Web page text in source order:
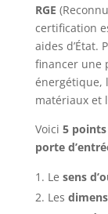
RGE
certification
aides d’État.
financer une
énergétique,
matériaux et
Voici 5
porte
Le sens
Les